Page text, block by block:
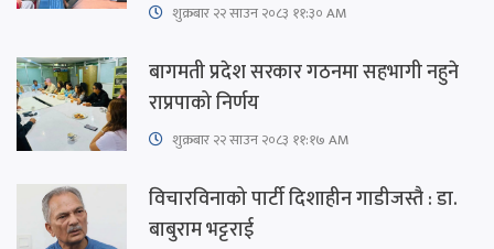
शुक्रबार​ २२ साउन २०८३ ११:३० AM
बागमती प्रदेश सरकार गठनमा सहभागी नहुने
राप्रपाको निर्णय
शुक्रबार​ २२ साउन २०८३ ११:१७ AM
विचारविनाको पार्टी दिशाहीन गाडीजस्तै : डा.
बाबुराम भट्टराई